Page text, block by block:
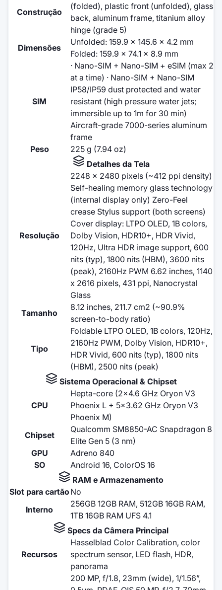
Construção
(folded), plastic front (unfolded), glass
back, aluminum frame, titanium alloy
hinge (grade 5)
Dimensões
Unfolded: 159.9 x 145.6 x 4.2 mm
Folded: 159.9 x 74.1 x 8.9 mm
SIM
· Nano-SIM + Nano-SIM + eSIM (max 2
at a time) · Nano-SIM + Nano-SIM
IP58/IP59 dust protected and water
resistant (high pressure water jets;
immersible up to 1m for 30 min)
Aircraft-grade 7000-series aluminum
frame
Peso
225 g (7.94 oz)
Detalhes da Tela
Resolução
2248 x 2480 pixels (~412 ppi density)
Self-healing memory glass technology
(internal display only) Zero-Feel
crease Stylus support (both screens)
Cover display: LTPO OLED, 1B colors,
Dolby Vision, HDR10+, HDR Vivid,
120Hz, Ultra HDR image support, 600
nits (typ), 1800 nits (HBM), 3600 nits
(peak), 2160Hz PWM 6.62 inches, 1140
x 2616 pixels, 431 ppi, Nanocrystal
Glass
Tamanho
8.12 inches, 211.7 cm2 (~90.9%
screen-to-body ratio)
Tipo
Foldable LTPO OLED, 1B colors, 120Hz,
2160Hz PWM, Dolby Vision, HDR10+,
HDR Vivid, 600 nits (typ), 1800 nits
(HBM), 2500 nits (peak)
Sistema Operacional & Chipset
CPU
Hepta-core (2x4.6 GHz Oryon V3
Phoenix L + 5x3.62 GHz Oryon V3
Phoenix M)
Chipset
Qualcomm SM8850-AC Snapdragon 8
Elite Gen 5 (3 nm)
GPU
Adreno 840
SO
Android 16, ColorOS 16
RAM e Armazenamento
Slot para cartãoNo
Interno
256GB 12GB RAM, 512GB 16GB RAM,
1TB 16GB RAM UFS 4.1
Specs da Câmera Principal
Recursos
Hasselblad Color Calibration, color
spectrum sensor, LED flash, HDR,
panorama
200 MP, f/1.8, 23mm (wide), 1/1.56”,